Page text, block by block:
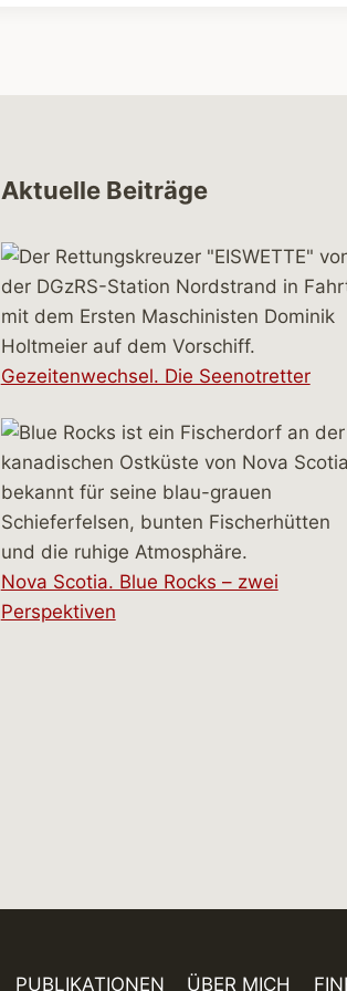
Aktuelle Beiträge
Gezeitenwechsel. Die Seenotretter
Nova Scotia. Blue Rocks – zwei
Perspektiven
PUBLIKATIONEN ÜBER MICH